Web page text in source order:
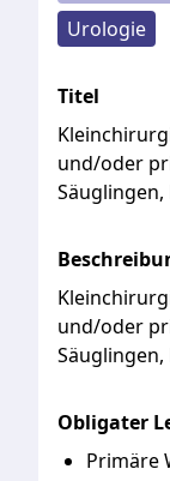
Urologie
Titel
und/oder
und/oder
Säuglingen,
Obligater
Primäre